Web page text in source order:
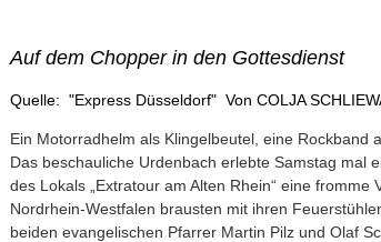
Auf dem Chopper in den Gottesdienst
Quelle: "Express Düsseldorf" Von COLJA
Ein Motorradhelm als Klingelbeutel, eine
Das beschauliche Urdenbach erlebte Samstag mal
des Lokals „Extratour am Alten Rhein“ eine
Nordrhein-Westfalen brausten mit ihren
beiden evangelischen Pfarrer Martin Pilz und Olaf